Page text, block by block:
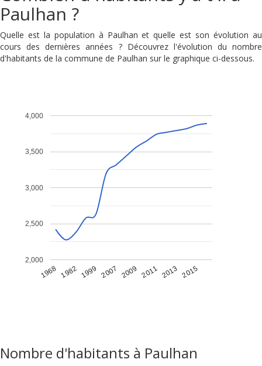
Paulhan ?
Quelle est la population à Paulhan et quelle est son évolution au
cours des dernières années ? Découvrez l'évolution du nombre
d'habitants de la commune de Paulhan sur le graphique ci-dessous.
1968 1982 1999 2007 2009 2011 2013 2015
2,000
2,500
3,000
3,500
4,000
Nombre d'habitants à Paulhan